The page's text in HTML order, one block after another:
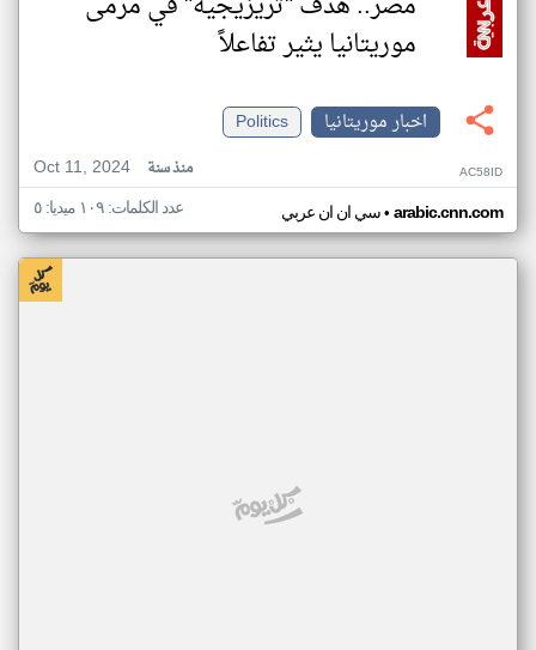
موريتانيا يثير تفاعلاً
اخبار موريتانيا
Politics
Oct 11, 2024
منذ سنة AC58ID
سي ان ان عربي• arabic.cnn.com عدد الكلمات: ١٠٩ ميديا: ٥